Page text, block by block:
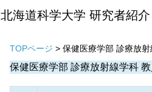
北海道科学大学 研究者紹
TOPページ > 保健医療学部 診療放
保健医療学部 診療放射線学科